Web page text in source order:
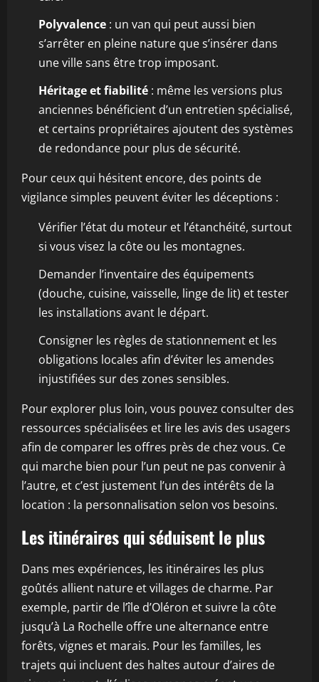
Polyvalence : un van qui peut aussi bien
s’arrêter en pleine nature que s’insérer dans
une ville sans être trop imposant.
Héritage et fiabilité : même les versions plus
anciennes bénéficient d’un entretien spécialisé,
et certains propriétaires ajoutent des systèmes
de redondance pour plus de sécurité.
Pour ceux qui hésitent encore, des points de
vigilance simples peuvent éviter les déceptions :
Vérifier l’état du moteur et l’étanchéité, surtout
si vous visez la côte ou les montagnes.
Demander l’inventaire des équipements
(douche, cuisine, vaisselle, linge de lit) et tester
les installations avant le départ.
Consigner les règles de stationnement et les
obligations locales afin d’éviter les amendes
injustifiées sur des zones sensibles.
Pour explorer plus loin, vous pouvez consulter des
ressources spécialisées et lire les avis des usagers
afin de comparer les offres près de chez vous. Ce
qui marche bien pour l’un peut ne pas convenir à
l’autre, et c’est justement l’un des intérêts de la
location : la personnalisation selon vos besoins.
Les itinéraires qui séduisent le plus
Dans mes expériences, les itinéraires les plus
goûtés allient nature et villages de charme. Par
exemple, partir de l’île d’Oléron et suivre la côte
jusqu’à La Rochelle offre une alternance entre
forêts, vignes et marais. Pour les familles, les
trajets qui incluent des haltes autour d’aires de